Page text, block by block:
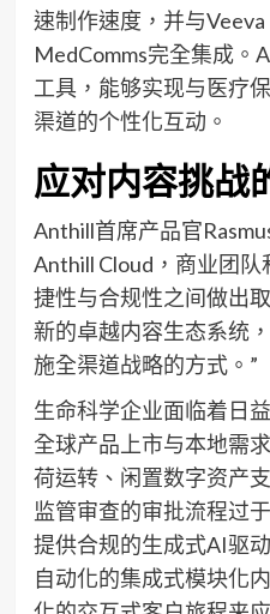
速制作速度，并与
MedComms完全集成。
工具，能够实现与医疗
渠道的个性化互动。
应对内容挑战
Anthill首席产品官
Anthill Cloud，商业团
捷性与合规性之间做出
新的卓越内容生态系统
施全渠道战略的方式。”
生命科学企业面临着日
全球产品上市与本地需
荷运转、闲置数字资产
监管审查的审批流程过
提供合规的生成式AI驱
自动化的集成式模块化